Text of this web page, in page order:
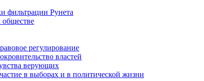
фильтрации Рунета
обществе
регулирование
властей
верующих
в выборах и в политической жизни